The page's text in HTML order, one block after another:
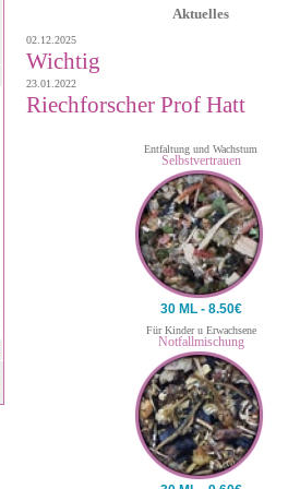
Aktuelles
02.12.2025
Wichtig
23.01.2022
Riechforscher Prof Hatt
Entfaltung und Wachstum
Selbstvertrauen
30 ML - 8.50€
Für Kinder u Erwachsene
Notfallmischung